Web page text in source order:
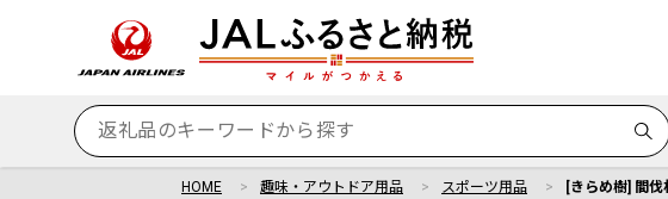
HOME 趣味・アウトドア用品 スポーツ用品
[きらめ樹] 間